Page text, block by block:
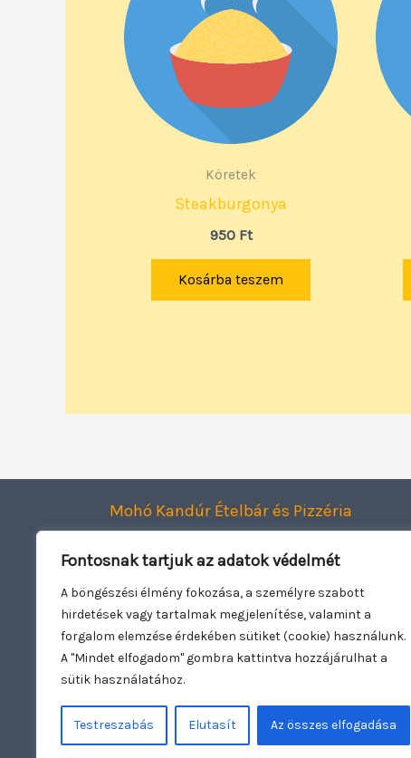
Fontosnak tartjuk az adatok védelmét
A böngészési élmény fokozása, a személyre szabott
hirdetések vagy tartalmak megjelenítése, valamint a
forgalom elemzése érdekében sütiket (cookie) használunk.
A "Mindet elfogadom" gombra kattintva hozzájárulhat a
sütik használatához.
Testreszabás Elutasít Az összes elfogadása
Köretek
Steakburgonya
950 Ft
Kosárba teszem
Mohó Kandúr Ételbár és Pizzéria
2120 Dunakeszi, Jászai Mari utca 1.
Adószám: 27943782-2-13
Oldal üzemeltető:Woowebsite.eu
Copyright © 2026 Mohó Kandúr | Nyitva